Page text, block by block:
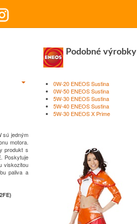
sú jedným
motora.
produkt s
Poskytuje
viskozitou
paliva a
Podobné výrobky
0W-20 ENEOS Sustina
0W-50 ENEOS Sustina
5W-30 ENEOS Sustina
5W-40 ENEOS Sustina
5W-30 ENEOS X Prime